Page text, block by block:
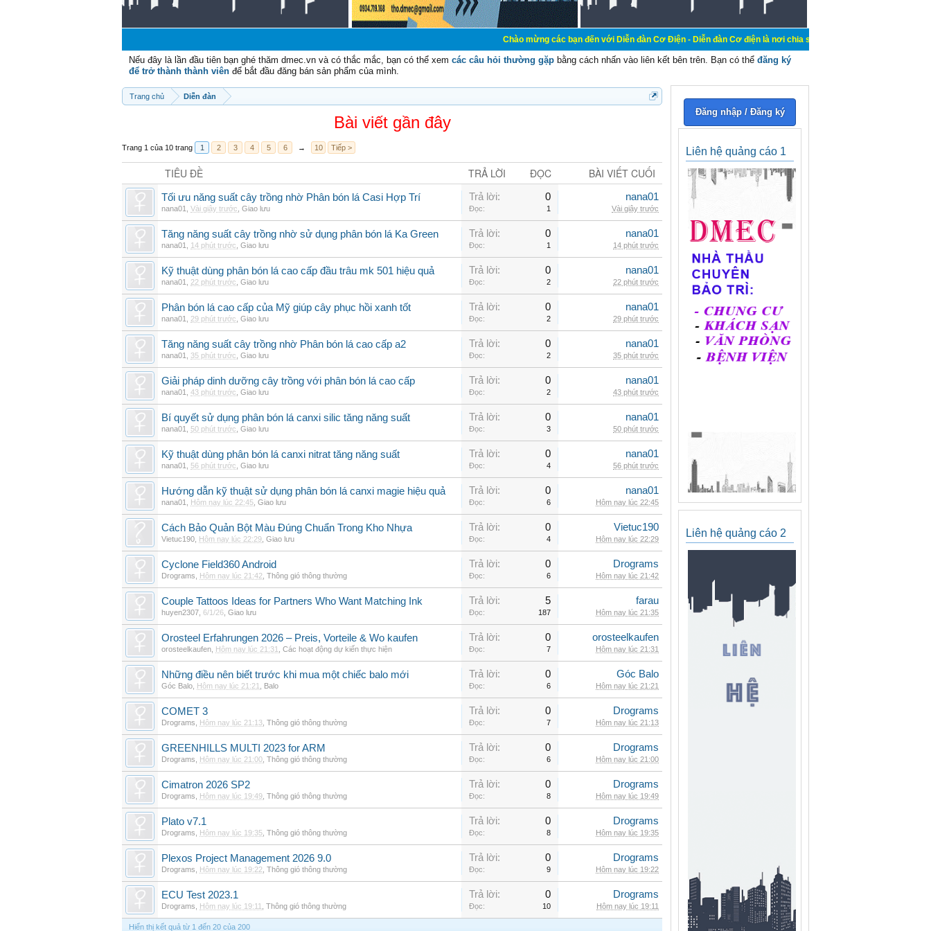
Chào mừng các bạn đến với Diễn đàn Cơ Điện - Diễn đàn Cơ điện là nơi chia sẽ kiến thức kinh nghiệm trong lãnh vực
Nếu đây là lần đầu tiên bạn ghé thăm dmec.vn và có thắc mắc, bạn có thể xem các câu hỏi thường gặp bằng cách nhấn vào liên kết bên trên. Bạn có thể đăng ký
để trở thành thành viên để bắt đầu đăng bán sản phẩm của mình.
Trang chủ Diễn đàn
Bài viết gần đây
Trang 1 của 10 trang 1 2 3 4 5 6 → 10 Tiếp >
TIÊU ĐỀ TRẢ LỜI ĐỌC BÀI VIẾT CUỐI
Tối ưu năng suất cây trồng nhờ Phân bón lá Casi Hợp Trí
nana01 Vài giây trước Giao lưu
Trả lời: 0
Đọc: 1
nana01
Vài giây trước
Tăng năng suất cây trồng nhờ sử dụng phân bón lá Ka Green
nana01 14 phút trước Giao lưu
Trả lời: 0
Đọc: 1
nana01
14 phút trước
Kỹ thuật dùng phân bón lá cao cấp đầu trâu mk 501 hiệu quả
nana01 22 phút trước Giao lưu
Trả lời: 0
Đọc: 2
nana01
22 phút trước
Phân bón lá cao cấp của Mỹ giúp cây phục hồi xanh tốt
nana01 29 phút trước Giao lưu
Trả lời: 0
Đọc: 2
nana01
29 phút trước
Tăng năng suất cây trồng nhờ Phân bón lá cao cấp a2
nana01 35 phút trước Giao lưu
Trả lời: 0
Đọc: 2
nana01
35 phút trước
Giải pháp dinh dưỡng cây trồng với phân bón lá cao cấp
nana01 43 phút trước Giao lưu
Trả lời: 0
Đọc: 2
nana01
43 phút trước
Bí quyết sử dụng phân bón lá canxi silic tăng năng suất
nana01 50 phút trước Giao lưu
Trả lời: 0
Đọc: 3
nana01
50 phút trước
Kỹ thuật dùng phân bón lá canxi nitrat tăng năng suất
nana01 56 phút trước Giao lưu
Trả lời: 0
Đọc: 4
nana01
56 phút trước
Hướng dẫn kỹ thuật sử dụng phân bón lá canxi magie hiệu quả
nana01 Hôm nay lúc 22:45 Giao lưu
Trả lời: 0
Đọc: 6
nana01
Hôm nay lúc 22:45
Cách Bảo Quản Bột Màu Đúng Chuẩn Trong Kho Nhựa
Vietuc190 Hôm nay lúc 22:29 Giao lưu
Trả lời: 0
Đọc: 4
Vietuc190
Hôm nay lúc 22:29
Cyclone Field360 Android
Drograms Hôm nay lúc 21:42 Thông gió thông thường
Trả lời: 0
Đọc: 6
Drograms
Hôm nay lúc 21:42
Couple Tattoos Ideas for Partners Who Want Matching Ink
huyen2307 6/1/26 Giao lưu
Trả lời: 5
Đọc: 187
farau
Hôm nay lúc 21:35
Orosteel Erfahrungen 2026 – Preis, Vorteile & Wo kaufen
orosteelkaufen Hôm nay lúc 21:31 Các hoạt động dự kiến thực hiện
Trả lời: 0
Đọc: 7
orosteelkaufen
Hôm nay lúc 21:31
Những điều nên biết trước khi mua một chiếc balo mới
Góc Balo Hôm nay lúc 21:21 Balo
Trả lời: 0
Đọc: 6
Góc Balo
Hôm nay lúc 21:21
COMET 3
Drograms Hôm nay lúc 21:13 Thông gió thông thường
Trả lời: 0
Đọc: 7
Drograms
Hôm nay lúc 21:13
GREENHILLS MULTI 2023 for ARM
Drograms Hôm nay lúc 21:00 Thông gió thông thường
Trả lời: 0
Đọc: 6
Drograms
Hôm nay lúc 21:00
Cimatron 2026 SP2
Drograms Hôm nay lúc 19:49 Thông gió thông thường
Trả lời: 0
Đọc: 8
Drograms
Hôm nay lúc 19:49
Plato v7.1
Drograms Hôm nay lúc 19:35 Thông gió thông thường
Trả lời: 0
Đọc: 8
Drograms
Hôm nay lúc 19:35
Plexos Project Management 2026 9.0
Drograms Hôm nay lúc 19:22 Thông gió thông thường
Trả lời: 0
Đọc: 9
Drograms
Hôm nay lúc 19:22
ECU Test 2023.1
Drograms Hôm nay lúc 19:11 Thông gió thông thường
Trả lời: 0
Đọc: 10
Drograms
Hôm nay lúc 19:11
Hiển thị kết quả từ 1 đến 20 của 200
Đăng nhập / Đăng ký
Liên hệ quảng cáo 1
Liên hệ quảng cáo 2